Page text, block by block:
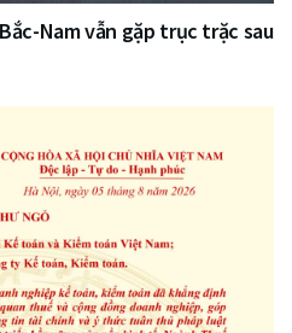
Nam vẫn gặp trục trặc sau